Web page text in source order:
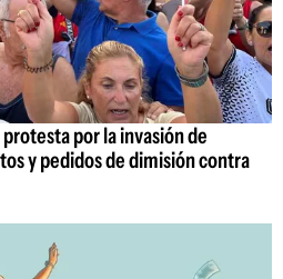
por la invasión de
y pedidos de dimisión contra